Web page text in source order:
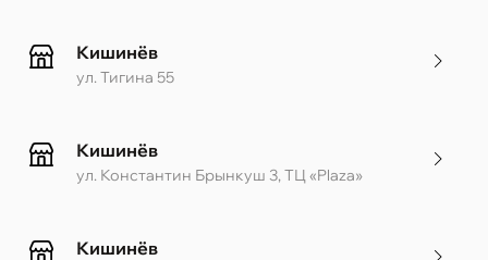
Кишинёв
ул. Тигина 55
Кишинёв
ул. Константин Брынкуш 3, ТЦ «Plaza»
Кишинёв